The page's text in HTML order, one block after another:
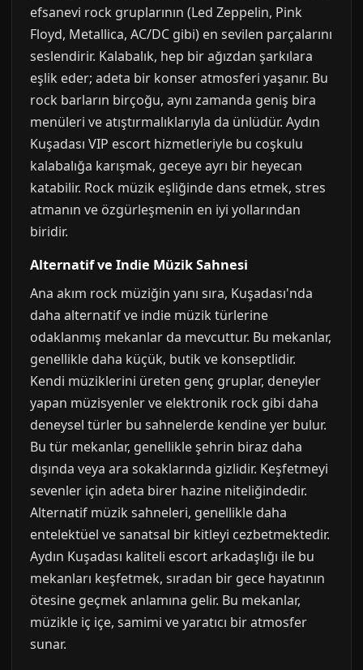
efsanevi rock gruplarının (Led Zeppelin, Pink
Floyd, Metallica, AC/DC gibi) en sevilen parçalarını
seslendirir. Kalabalık, hep bir ağızdan şarkılara
eşlik eder; adeta bir konser atmosferi yaşanır. Bu
rock barların birçoğu, aynı zamanda geniş bira
menüleri ve atıştırmalıklarıyla da ünlüdür. Aydın
Kuşadası VIP escort hizmetleriyle bu coşkulu
kalabalığa karışmak, geceye ayrı bir heyecan
katabilir. Rock müzik eşliğinde dans etmek, stres
atmanın ve özgürleşmenin en iyi yollarından
biridir.
Alternatif ve Indie Müzik Sahnesi
Ana akım rock müziğin yanı sıra, Kuşadası'nda
daha alternatif ve indie müzik türlerine
odaklanmış mekanlar da mevcuttur. Bu mekanlar,
genellikle daha küçük, butik ve konseptlidir.
Kendi müziklerini üreten genç gruplar, deneyler
yapan müzisyenler ve elektronik rock gibi daha
deneysel türler bu sahnelerde kendine yer bulur.
Bu tür mekanlar, genellikle şehrin biraz daha
dışında veya ara sokaklarında gizlidir. Keşfetmeyi
sevenler için adeta birer hazine niteliğindedir.
Alternatif müzik sahneleri, genellikle daha
entelektüel ve sanatsal bir kitleyi cezbetmektedir.
Aydın Kuşadası kaliteli escort arkadaşlığı ile bu
mekanları keşfetmek, sıradan bir gece hayatının
ötesine geçmek anlamına gelir. Bu mekanlar,
müzikle iç içe, samimi ve yaratıcı bir atmosfer
sunar.